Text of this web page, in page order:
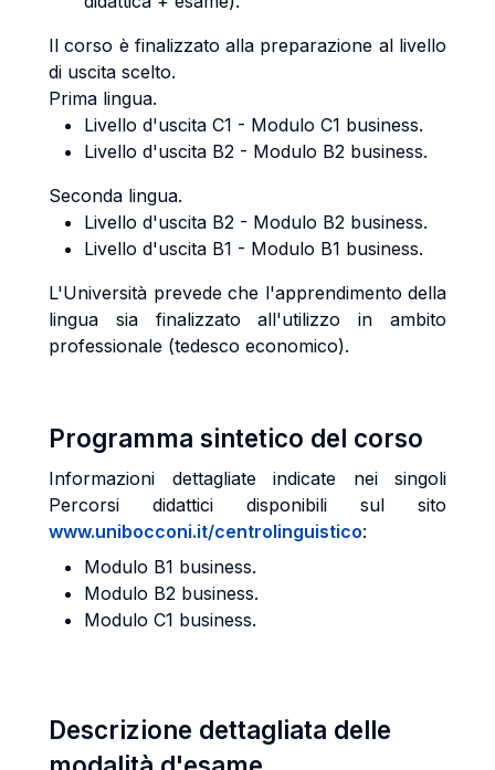
Il corso è finalizzato alla preparazione al livello
di uscita scelto.
Prima lingua.
Livello d'uscita C1 - Modulo C1 business.
Livello d'uscita B2 - Modulo B2 business.
Seconda lingua.
Livello d'uscita B2 - Modulo B2 business.
Livello d'uscita B1 - Modulo B1 business.
L'Università prevede che l'apprendimento della
lingua sia finalizzato all'utilizzo in ambito
professionale (tedesco economico).
Programma sintetico del corso
Informazioni dettagliate indicate nei singoli
Percorsi didattici disponibili sul sito
www.unibocconi.it/centrolinguistico:
Modulo B1 business.
Modulo B2 business.
Modulo C1 business.
Descrizione dettagliata delle